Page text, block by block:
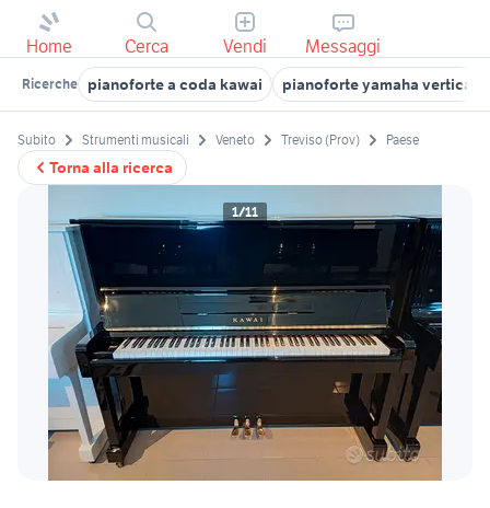
Home Cerca Vendi Messaggi
Ricerche pianoforte a coda kawai pianoforte yamaha verticale
Torna alla ricerca
Subito Strumenti musicali Veneto Treviso (Prov) Paese
1/11